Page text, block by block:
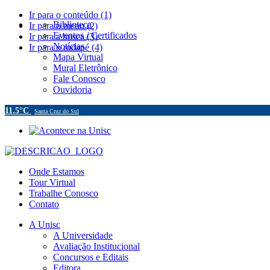
Ir para o conteúdo (1)
Ir para o menu (2)
Ir para a busca (3)
Ir para o rodapé (4)
Biblioteca
Eventos / Certificados
Notícias
Mapa Virtual
Mural Eletrônico
Fale Conosco
Ouvidoria
11.5°C Santa Cruz do Sul
Onde Estamos
Tour Virtual
Trabalhe Conosco
Contato
A Unisc
A Universidade
Avaliação Institucional
Concursos e Editais
Editora